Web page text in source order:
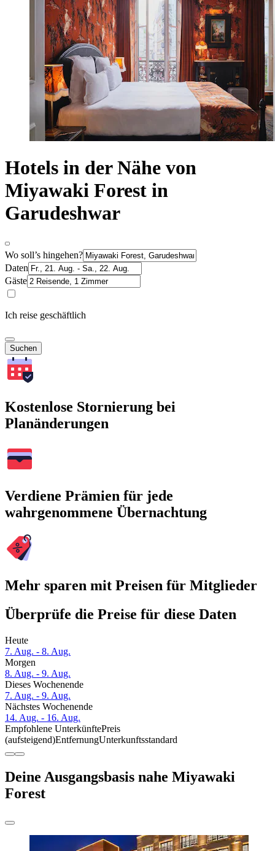
Hotels in der Nähe von
Miyawaki Forest in
Garudeshwar
Wo soll’s hingehen?
Daten
Gäste
Ich reise geschäftlich
Suchen
Kostenlose Stornierung bei
Planänderungen
Verdiene Prämien für jede
wahrgenommene Übernachtung
Mehr sparen mit Preisen für Mitglieder
Überprüfe die Preise für diese Daten
Heute
7. Aug. - 8. Aug.
Morgen
8. Aug. - 9. Aug.
Dieses Wochenende
7. Aug. - 9. Aug.
Nächstes Wochenende
14. Aug. - 16. Aug.
Empfohlene UnterkünftePreis
(aufsteigend)EntfernungUnterkunftsstandard
Deine Ausgangsbasis nahe Miyawaki
Forest